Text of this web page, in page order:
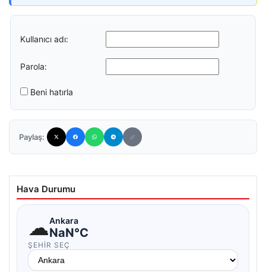
Kullanıcı adı:
Parola:
Beni hatırla
Paylaş:
Hava Durumu
☁Ankara
NaN°C
ŞEHIR SEÇ